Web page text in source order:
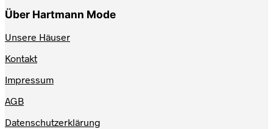
Über Hartmann Mode
Unsere Häuser
Kontakt
Impressum
AGB
Datenschutzerklärung